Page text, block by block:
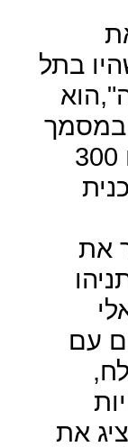
בתל
במסמך
שלטענתו חתומים עליו 300
את
עם
את